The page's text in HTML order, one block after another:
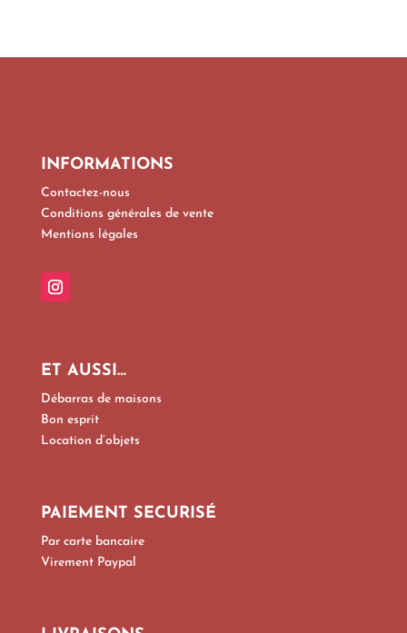
INFORMATIONS
Contactez-nous
Conditions générales de vente
Mentions légales
ET AUSSI…
Débarras de maisons
Bon esprit
Location d’objets
PAIEMENT SECURISÉ
Par carte bancaire
Virement Paypal